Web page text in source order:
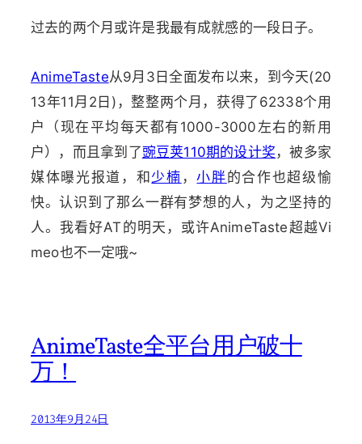
过去的两个月或许是我最有成就感的一段日子。
AnimeTaste从9月3日全面发布以来，到今天(20
13年11月2日)，整整两个月，获得了62338个用
户（现在平均每天都有1000-3000左右的新用
户），而且拿到了豌豆荚110期的设计奖 ，被多家
媒体曝光报道，和少楠 ，小胖的合作也超级愉
快。认识到了那么一群有梦想的人，为之坚持的
人。我看好AT的明天，或许AnimeTaste超越Vi
meo也不一定哦~
AnimeTaste全平台用户破十
万！
2013年9月24日